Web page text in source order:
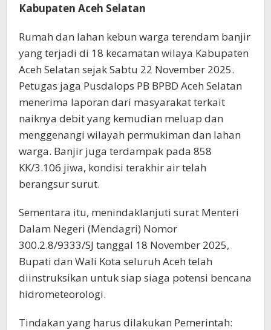
Kabupaten Aceh Selatan
Rumah dan lahan kebun warga terendam banjir
yang terjadi di 18 kecamatan wilaya Kabupaten
Aceh Selatan sejak Sabtu 22 November 2025.
Petugas jaga Pusdalops PB BPBD Aceh Selatan
menerima laporan dari masyarakat terkait
naiknya debit yang kemudian meluap dan
menggenangi wilayah permukiman dan lahan
warga. Banjir juga terdampak pada 858
KK/3.106 jiwa, kondisi terakhir air telah
berangsur surut.
Sementara itu, menindaklanjuti surat Menteri
Dalam Negeri (Mendagri) Nomor
300.2.8/9333/SJ tanggal 18 November 2025,
Bupati dan Wali Kota seluruh Aceh telah
diinstruksikan untuk siap siaga potensi bencana
hidrometeorologi.
Tindakan yang harus dilakukan Pemerintah: